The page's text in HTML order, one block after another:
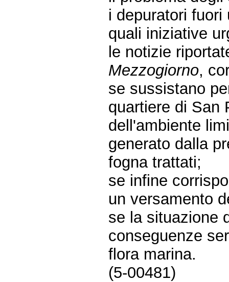
i depuratori fuori
quali iniziative
le notizie
Mezzogiorno,
se sussistano
quartiere di San
dell'ambiente
generato dalla
fogna trattati;
se infine
un versamento
se la situazione
conseguenze
flora marina.
(5-00481)